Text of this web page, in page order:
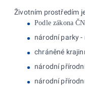
Životním prostředím
Podle zákona
národní parky
chráněné
národní
národní